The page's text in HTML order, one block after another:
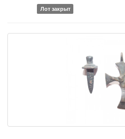
Лот закрыт